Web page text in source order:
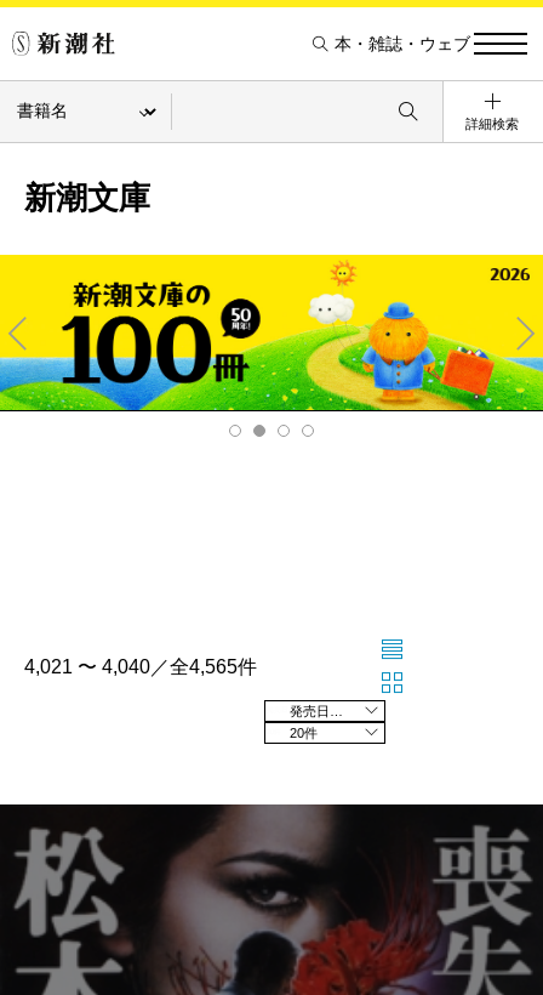
本・雑誌・ウェブ
詳細検索
新潮文庫
Pre
v
Ne
xt
4,021 〜 4,040／全4,565件
20件